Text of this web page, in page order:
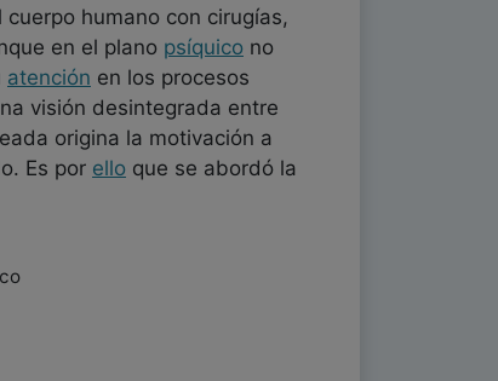
humano con cirugías,
en el plano psíquico no
atención en los procesos
visión desintegrada entre
origina la motivación a
Es por ello que se abordó la